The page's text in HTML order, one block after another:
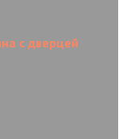
с дверцей